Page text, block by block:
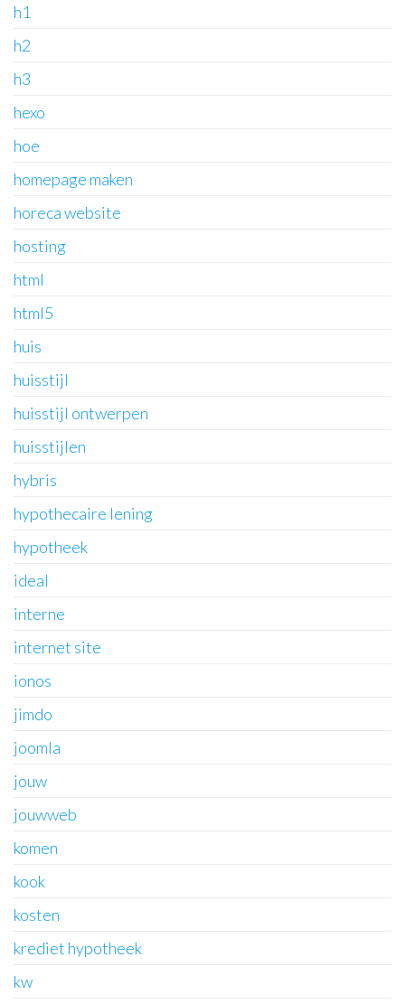
h1
h2
h3
hexo
hoe
homepage maken
horeca website
hosting
html
html5
huis
huisstijl
huisstijl ontwerpen
huisstijlen
hybris
hypothecaire lening
hypotheek
ideal
interne
internet site
ionos
jimdo
joomla
jouw
jouwweb
komen
kook
kosten
krediet hypotheek
kw